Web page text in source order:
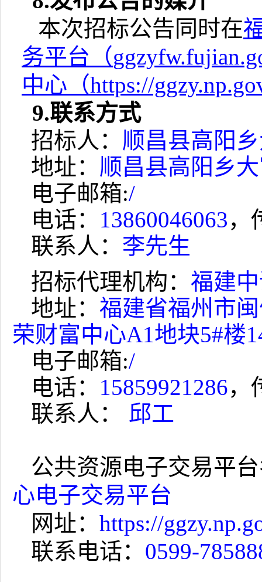
本次招标公告同时在
务平台（
中心（https://
9.联系方式
招标人： 顺昌县高阳
地址： 顺昌县高阳乡
电子邮箱:/
电话： 13860046063，
联系人： 李先生
招标代理机构： 福建
地址： 福建省福州市
荣财富中心A1地块5#楼
电子邮箱:/
电话： 15859921286，
联系人：
邱工
公共资源电子交易平
心电子交易平台
网址： https://
联系电话： 0599-